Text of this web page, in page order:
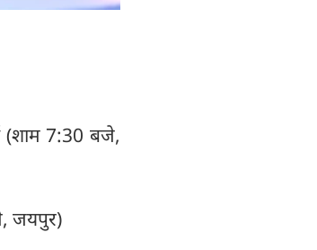
(शाम 7:30 बजे,
जयपुर)